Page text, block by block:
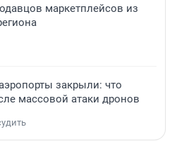
маркетплейсов из
закрыли: что
массовой атаки дронов